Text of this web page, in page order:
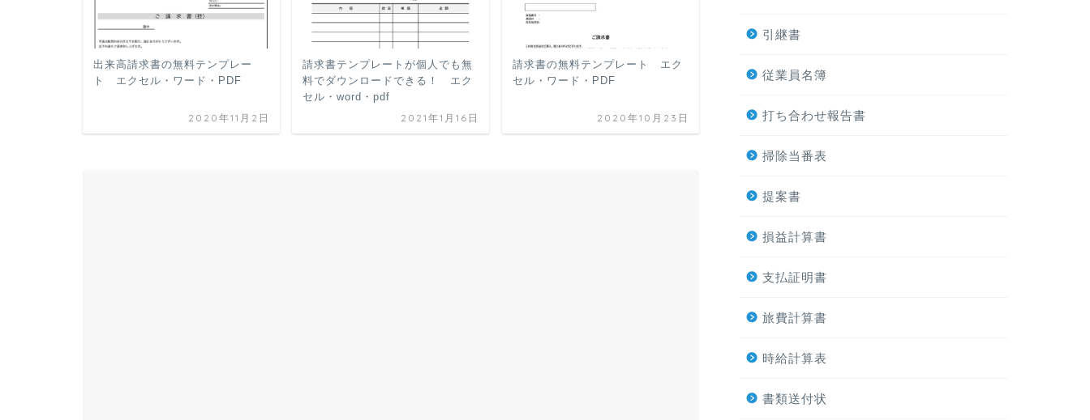
出来高請求書の無料テンプレー
ト エクセル・ワード・PDF
2020年11月2日
請求書テンプレートが個人でも無
料でダウンロードできる！ エク
セル・word・pdf
2021年1月16日
請求書の無料テンプレート エク
セル・ワード・PDF
2020年10月23日
引継書
従業員名簿
打ち合わせ報告書
掃除当番表
提案書
損益計算書
支払証明書
旅費計算書
時給計算表
書類送付状